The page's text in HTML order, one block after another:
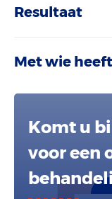
Resultaat
Met wie
Komt u
voor een